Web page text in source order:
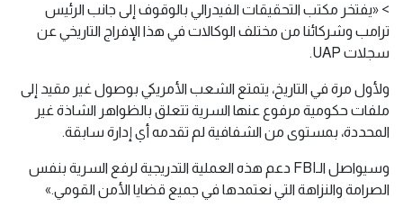
> «يفتخر مكتب التحقيقات الفيدرالي بالوقوف إلى جانب الرئيس
ترامب وشركائنا من مختلف الوكالات في هذا الإفراج التاريخي عن
سجلات UAP.
ولأول مرة في التاريخ، يتمتع الشعب الأمريكي بوصول غير مقيد إلى
ملفات حكومية مرفوع عنها السرية تتعلق بالظواهر الشاذة غير
المحددة، بمستوى من الشفافية لم تقدمه أي إدارة سابقة.
وسيواصل الـFBI دعم هذه العملية التدريجية لرفع السرية بنفس
الصرامة والنزاهة التي نعتمدها في جميع قضايا الأمن القومي.»